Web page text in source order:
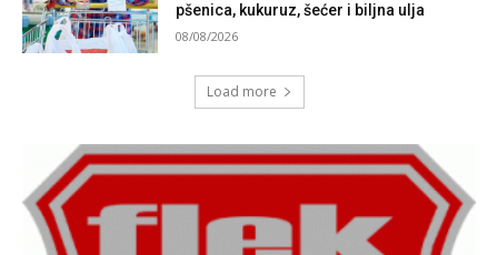
pšenica, kukuruz, šećer i biljna ulja
08/08/2026
Load more